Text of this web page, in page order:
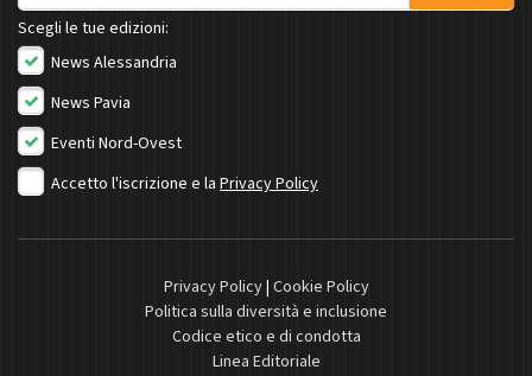
Scegli le tue edizioni:
News Alessandria
News Pavia
Eventi Nord-Ovest
Accetto l'iscrizione e la Privacy Policy
Privacy Policy| Cookie Policy
Politica sulla diversità e inclusione
Codice etico e di condotta
Linea Editoriale